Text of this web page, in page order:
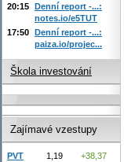
20:15 Denní report -...:
notes.io/e5TUT
17:50 Denní report -...:
paiza.io/projec...
Škola investování
Zajímavé vzestupy
PVT 1,19
+38,37